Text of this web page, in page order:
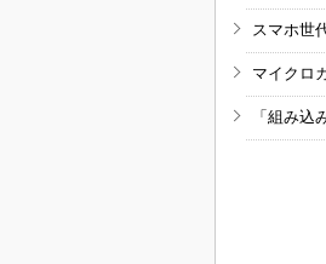
スマホ世
マイクロ
「組み